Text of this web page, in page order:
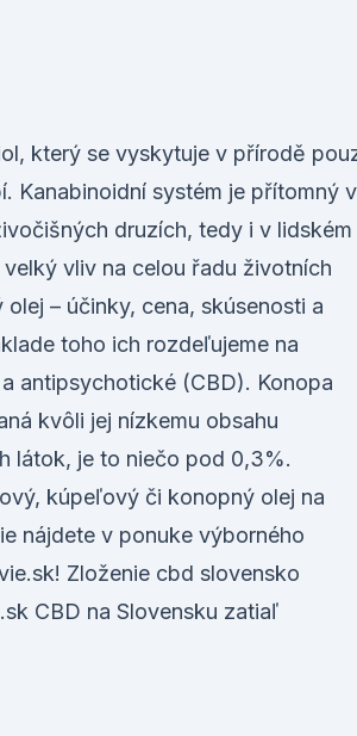
který se vyskytuje v přírodě
Kanabinoidní systém je přítomný
druzích, tedy i v lidském
velký vliv na celou řadu životních
– účinky, cena, skúsenosti a
toho ich rozdeľujeme na
antipsychotické (CBD). Konopa
kvôli jej nízkemu obsahu
látok, je to niečo pod 0,3%.
kúpeľový či konopný olej na
nájdete v ponuke výborného
Zloženie cbd slovensko
CBD na Slovensku zatiaľ